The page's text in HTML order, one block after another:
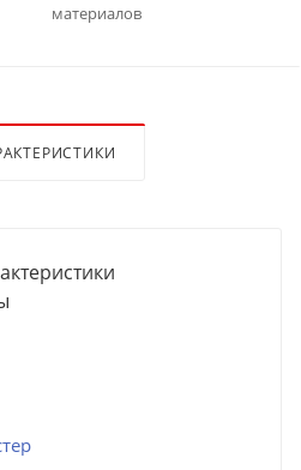
материалов